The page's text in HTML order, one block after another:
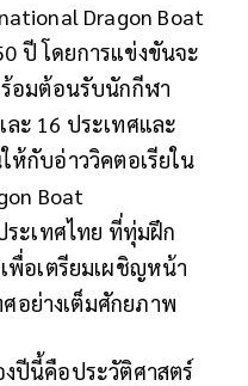
Dragon Boat
ปี โดยการแข่งขันจะ
อมต้อนรับนักกีฬา
ละ 16 ประเทศและ
ห้กับอ่าววิคตอเรียใน
Boat
ะเทศไทย ที่ทุ่มฝึก
พื่อเตรียมเผชิญหน้า
อย่างเต็มศักยภาพ
ปีนี้คือประวัติศาสตร์